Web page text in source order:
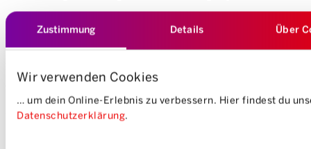
Zustimmung Details Über
Wir verwenden Cookies
… um dein Online-Erlebnis zu verbessern. Hier findest du
Datenschutzerklärung.
Dass der Look farbenreich wird, stand nie zur Debatte. «Das Auto
soll auffallen», so das Credo der Zürcher, die sich darüber freuen,
dass der VW ID.3 nicht nur das jüngste Mitglied der x-Art-Familie
Flotte gefeiert wird. Ein Meilenstein für den Carsharing-Anbieter,
der bis 2030 die gesamte Flotte (rund 3000 Autos) elektrifiziert
haben möchte. Diese Mission haben die Künstler in ihrem Werk
integriert: «Die Dynamik und die intensiven Farben sollen die
Mobilität der Zukunft symbolisieren.»